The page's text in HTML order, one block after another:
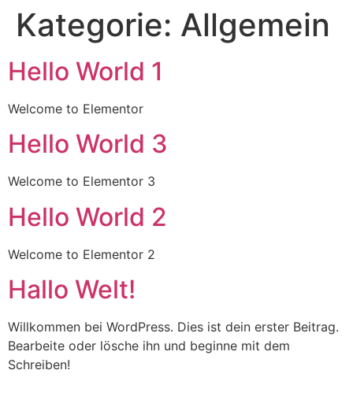
Kategorie: Allgemein
Hello World 1
Welcome to Elementor
Hello World 3
Welcome to Elementor 3
Hello World 2
Welcome to Elementor 2
Hallo Welt!
Willkommen bei WordPress. Dies ist dein erster Beitrag.
Bearbeite oder lösche ihn und beginne mit dem
Schreiben!